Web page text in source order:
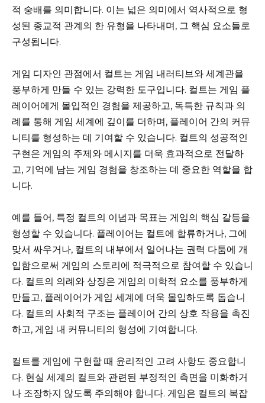
적 숭배를 의미합니다. 이는 넓은 의미에서 역사적으로 형
성된 종교적 관계의 한 유형을 나타내며, 그 핵심 요소들로
구성됩니다.
게임 디자인 관점에서 컬트는 게임 내러티브와 세계관을
풍부하게 만들 수 있는 강력한 도구입니다. 컬트는 게임 플
레이어에게 몰입적인 경험을 제공하고, 독특한 규칙과 의
례를 통해 게임 세계에 깊이를 더하며, 플레이어 간의 커뮤
니티를 형성하는 데 기여할 수 있습니다. 컬트의 성공적인
구현은 게임의 주제와 메시지를 더욱 효과적으로 전달하
고, 기억에 남는 게임 경험을 창조하는 데 중요한 역할을 합
니다.
예를 들어, 특정 컬트의 이념과 목표는 게임의 핵심 갈등을
형성할 수 있습니다. 플레이어는 컬트에 합류하거나, 그에
맞서 싸우거나, 컬트의 내부에서 일어나는 권력 다툼에 개
입함으로써 게임의 스토리에 적극적으로 참여할 수 있습니
다. 컬트의 의례와 상징은 게임의 미학적 요소를 풍부하게
만들고, 플레이어가 게임 세계에 더욱 몰입하도록 돕습니
다. 컬트의 사회적 구조는 플레이어 간의 상호 작용을 촉진
하고, 게임 내 커뮤니티의 형성에 기여합니다.
컬트를 게임에 구현할 때 윤리적인 고려 사항도 중요합니
다. 현실 세계의 컬트와 관련된 부정적인 측면을 미화하거
나 조장하지 않도록 주의해야 합니다. 게임은 컬트의 복잡